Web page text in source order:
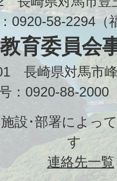
0920-58-2294（
育委員会
長崎県対馬市
：0920-88-2000
設･部署によっ
す
連絡先一覧